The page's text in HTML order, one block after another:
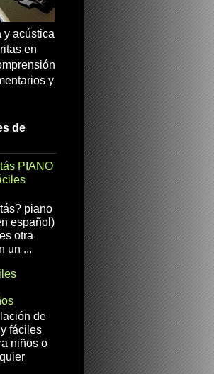
y acústica
en
y
de
PIANO
piano
español)
otra
un ...
de
fáciles
niños o